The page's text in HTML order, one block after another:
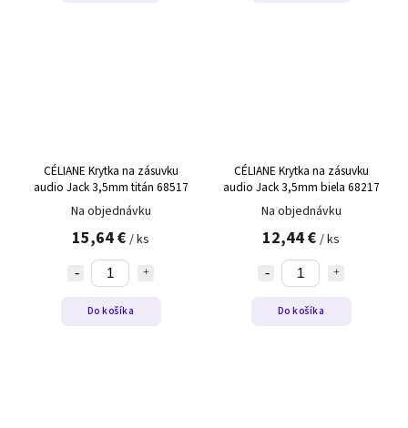
CÉLIANE Krytka na zásuvku
audio Jack 3,5mm titán 68517
Na objednávku
15,64 € / ks
Do košíka
CÉLIANE Krytka na zásuvku
audio Jack 3,5mm biela 68217
Na objednávku
12,44 € / ks
Do košíka